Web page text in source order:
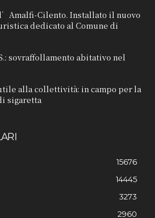
Cilento. Installato il nuovo
dedicato al Comune di
sovraffollamento abitativo nel
alla collettività: in campo per la
sigaretta
15676
14445
3273
2960